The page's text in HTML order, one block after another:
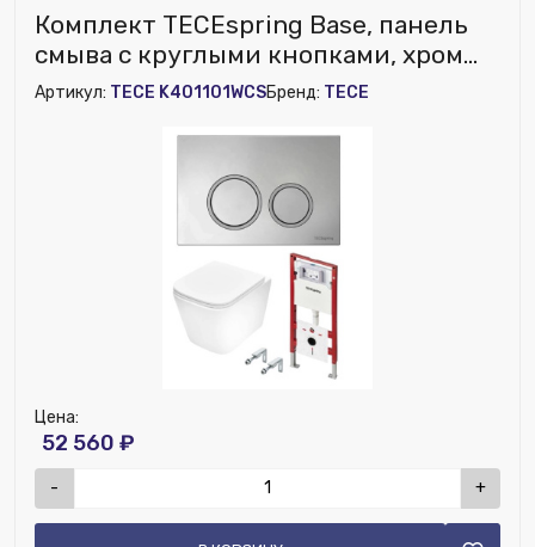
Исключить из публикации на веб-витрине mag1c:
Комплект TECEspring Base, панель
смыва с круглыми кнопками, хром
глянц., унитаз модель S
Артикул: TECE K401101WCSБренд: TECE
Цена:
52 560 ₽
- +